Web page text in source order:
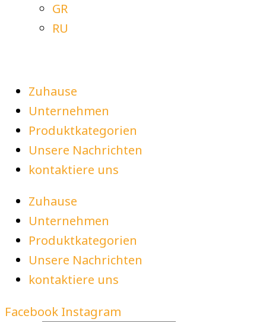
GR
RU
Zuhause
Unternehmen
Produktkategorien
Unsere Nachrichten
kontaktiere uns
Zuhause
Unternehmen
Produktkategorien
Unsere Nachrichten
kontaktiere uns
Facebook Instagram